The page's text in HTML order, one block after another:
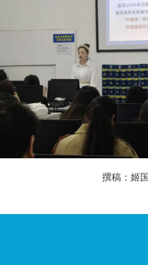
撰稿：姬